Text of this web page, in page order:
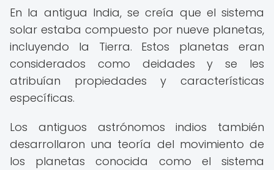
En la antigua India, se creía que el sistema
solar estaba compuesto por nueve planetas,
incluyendo la Tierra. Estos planetas eran
considerados como deidades y se les
atribuían propiedades y características
específicas.
Los antiguos astrónomos indios también
desarrollaron una teoría del movimiento de
los planetas conocida como el sistema